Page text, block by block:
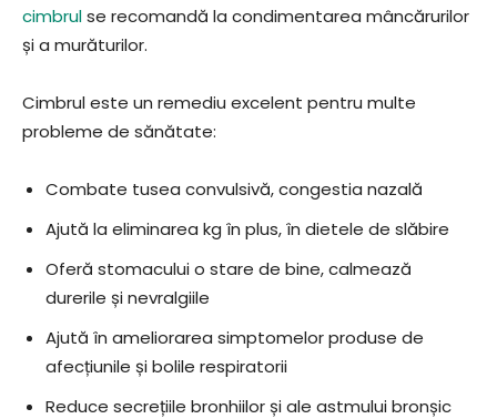
cimbrulse recomandă la condimentarea mâncărurilor
și a murăturilor.
Cimbrul este un remediu excelent pentru multe
probleme de sănătate:
Combate tusea convulsivă, congestia nazală
Ajută la eliminarea kg în plus, în dietele de slăbire
Oferă stomacului o stare de bine, calmează
durerile și nevralgiile
Ajută în ameliorarea simptomelor produse de
afecțiunile și bolile respiratorii
Reduce secrețiile bronhiilor și ale astmului bronșic